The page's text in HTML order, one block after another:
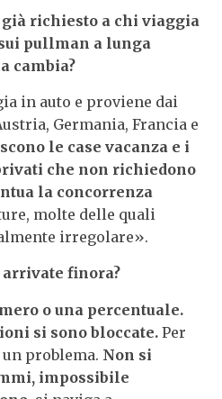
richiesto a chi viaggia
pullman a lunga
cambia?
in auto e proviene dai
Germania, Francia e
le case vacanza e i
che non richiedono
la concorrenza
molte delle quali
irregolare».
arrivate finora?
o una percentuale.
si sono bloccate. Per
problema. Non si
impossibile